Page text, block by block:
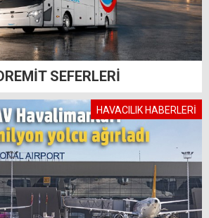
SEFERLERİ
HAVACILIK HABERLERİ